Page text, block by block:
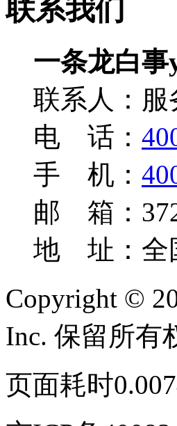
联系我们
一条龙白事
联系人：服
电 话：
手 机：
邮 箱：
地 址：全
Copyright ©
Inc. 保留所有
页面耗时